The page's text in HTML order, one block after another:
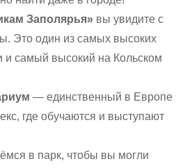
Заполярья» вы увидите с
Это один из самых высоких
и самый высокий на Кольском
— единственный в Европе
где обучаются и выступают
в парк, чтобы вы могли